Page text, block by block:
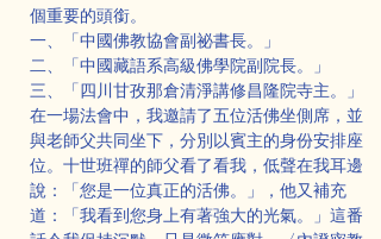
個重要的頭銜。
一、「中國佛教協會副祕書長。」
二、「中國藏語系高級佛學院副院長。」
三、「四川甘孜那倉清淨講修昌隆院寺主。」
在一場法會中，我邀請了五位活佛坐側席，並
與老師父共同坐下，分別以賓主的身份安排座
位。十世班禪的師父看了看我，低聲在我耳邊
說：「您是一位真正的活佛。」，他又補充
道：「我看到您身上有著強大的光氣。」這番